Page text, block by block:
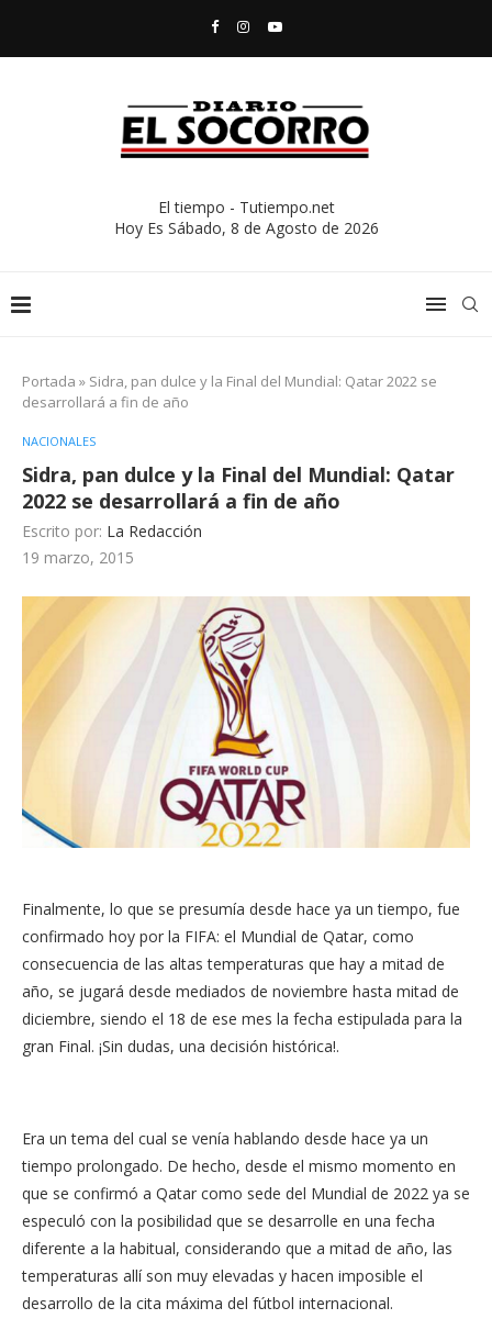
El tiempo - Tutiempo.net
Hoy Es Sábado, 8 de Agosto de 2026
Portada » Sidra, pan dulce y la Final del Mundial: Qatar 2022 se
desarrollará a fin de año
NACIONALES
Sidra, pan dulce y la Final del Mundial: Qatar
2022 se desarrollará a fin de año
Escrito por: La Redacción
19 marzo, 2015
Finalmente, lo que se presumía desde hace ya un tiempo, fue
confirmado hoy por la FIFA: el Mundial de Qatar, como
consecuencia de las altas temperaturas que hay a mitad de
año, se jugará desde mediados de noviembre hasta mitad de
diciembre, siendo el 18 de ese mes la fecha estipulada para la
gran Final. ¡Sin dudas, una decisión histórica!.
Era un tema del cual se venía hablando desde hace ya un
tiempo prolongado. De hecho, desde el mismo momento en
que se confirmó a Qatar como sede del Mundial de 2022 ya se
especuló con la posibilidad que se desarrolle en una fecha
diferente a la habitual, considerando que a mitad de año, las
temperaturas allí son muy elevadas y hacen imposible el
desarrollo de la cita máxima del fútbol internacional.